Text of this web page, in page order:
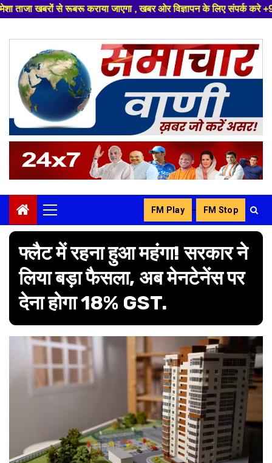
कराया जाएगा , खबर ओर विज्ञापन के लिए संपर्क करे +91
content
Primary
Menu
FM Play - FM Stop
फ्लैट में रहना हुआ महंगा! सरकार ने
लिया बड़ा फैसला, अब मेनटेनेंस पर
देना होगा 18% GST.